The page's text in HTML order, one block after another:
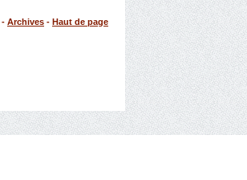
- Archives - Haut de page